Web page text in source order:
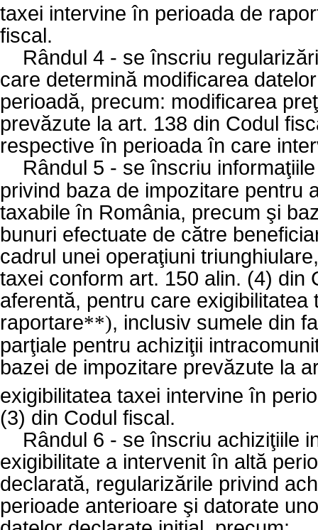
taxei intervine în perioada de
fiscal.
Rândul 4 - se înscriu
care determină modificarea
perioadă, precum: modificarea
prevăzute la art. 138 din Codul
respective în perioada în care
Rândul 5 - se înscriu
privind baza de impozitare pentru
taxabile în România, precum şi
bunuri efectuate de către
cadrul unei operaţiuni
taxei conform art. 150 alin. (4) din
aferentă, pentru care
raportare**), inclusiv sumele din
parţiale pentru achiziţii
bazei de impozitare prevăzute la
exigibilitatea taxei intervine în
(3) din Codul fiscal.
Rândul 6 - se înscriu achiziţiile
exigibilitate a intervenit în altă
declarată, regularizările privind
perioade anterioare şi datorate